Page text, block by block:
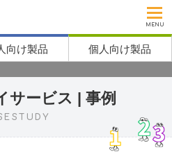
MENU
向け製品 個人向け製品
サービス | 事例